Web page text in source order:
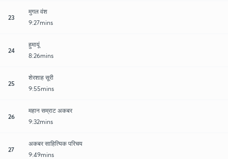
23
मुगल वंश
9:27mins
24
हुमायूं
8:26mins
25
शेरशाह सूरी
9:55mins
26
महान सम्राट अकबर
9:32mins
27
अकबर साहित्यिक परिचय
9:49mins